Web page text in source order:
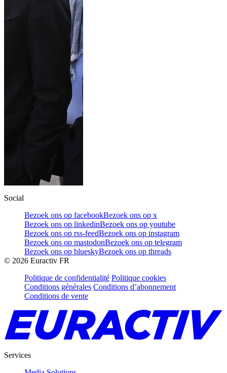
Social
Bezoek ons op facebookBezoek ons op x
Bezoek ons op linkedinBezoek ons op youtube
Bezoek ons op rss-feedBezoek ons op instagram
Bezoek ons op mastodonBezoek ons op telegram
Bezoek ons op blueskyBezoek ons op threads
© 2026 Euractiv FR
Politique de confidentialité Politique cookies
Conditions générales Conditions d’abonnement
Conditions de vente
Services